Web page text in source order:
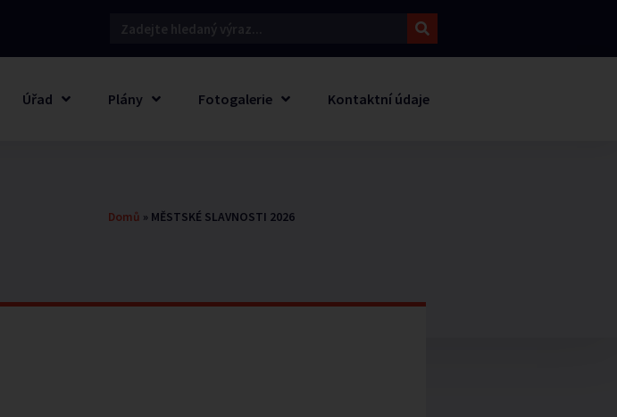
Úřad Plány Fotogalerie Kontaktní údaje
Domů » MĚSTSKÉ SLAVNOSTI 2026